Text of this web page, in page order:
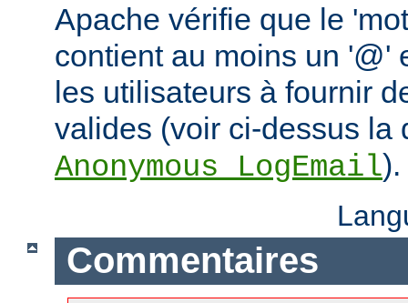
Apache vérifie que le
contient au moins un '@'
les utilisateurs à fournir
valides (voir ci-dessus la
Anonymous_LogEmail).
Commentaires